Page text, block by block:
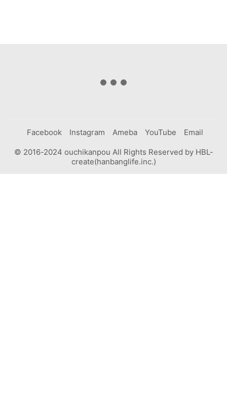
Facebook Instagram Ameba YouTube Email
© 2016-2024 ouchikanpou All Rights Reserved by HBL-
create(hanbanglife.inc.)